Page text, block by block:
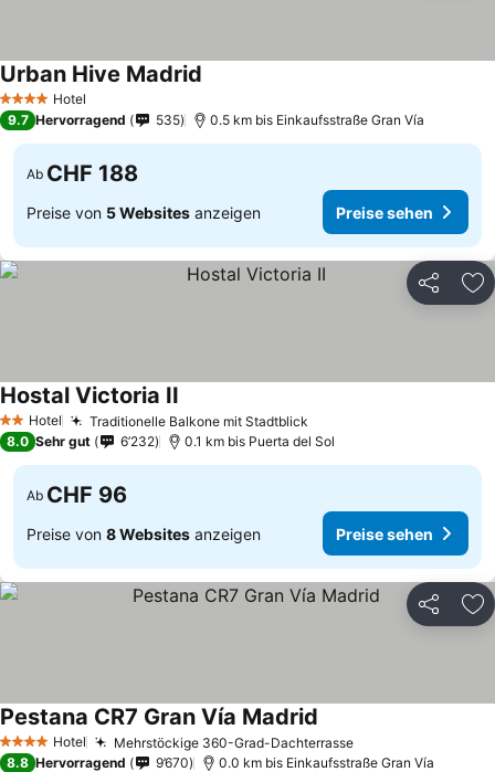
4 Sterne Hotel
Urban Hive Madrid
9.7 Hervorragend 535 0.5 km bis Einkaufsstraße Gran Vía
Ab CHF 188
Preise von 5 Websites anzeigen Preise sehen
Teilen
2 Sterne
Hotel Traditionelle Balkone mit Stadtblick
Hostal Victoria II
8.0 Sehr gut 6’232 0.1 km bis Puerta del Sol
Ab CHF 96
Preise von 8 Websites anzeigen Preise sehen
Teilen
4 Sterne Hotel Mehrstöckige 360-Grad-DachterrassePreise sehen
Pestana CR7 Gran Vía Madrid
8.8 Hervorragend 9’670 0.0 km bis Einkaufsstraße Gran Vía